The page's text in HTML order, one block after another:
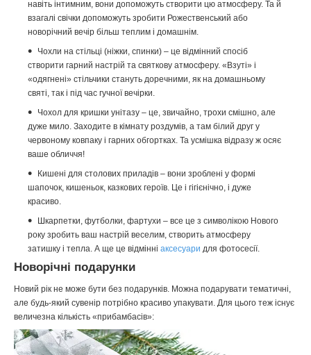
навіть інтимним, вони допоможуть створити цю атмосферу. Та й
взагалі свічки допоможуть зробити Рожественський або
новорічний вечір більш теплим і домашнім.
Чохли на стільці (ніжки, спинки) – це відмінний спосіб
створити гарний настрій та святкову атмосферу. «Взуті» і
«одягнені» стільчики стануть доречними, як на домашньому
святі, так і під час гучної вечірки.
Чохол для кришки унітазу – це, звичайно, трохи смішно, але
дуже мило. Заходите в кімнату роздумів, а там білий друг у
червоному ковпаку і гарних обгортках. Та усмішка відразу ж осяє
ваше обличчя!
Кишені для столових приладів – вони зроблені у формі
шапочок, кишеньок, казкових героїв. Це і гігієнічно, і дуже
красиво.
Шкарпетки, футболки, фартухи – все це з символікою Нового
року зробить ваш настрій веселим, створить атмосферу
затишку і тепла. А ще це відмінні аксесуари для фотосесії.
Новорічні подарунки
Новий рік не може бути без подарунків. Можна подарувати тематичні,
але будь-який сувенір потрібно красиво упакувати. Для цього теж існує
величезна кількість «прибамбасів»: